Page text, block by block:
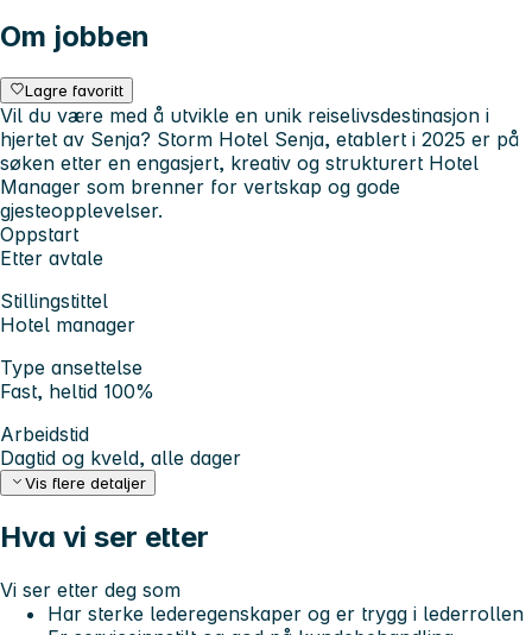
Om jobben
Lagre favoritt
Vil du være med å utvikle en unik reiselivsdestinasjon i
hjertet av Senja? Storm Hotel Senja, etablert i 2025 er på
søken etter en engasjert, kreativ og strukturert Hotel
Manager som brenner for vertskap og gode
gjesteopplevelser.
Oppstart
Etter avtale
Stillingstittel
Hotel manager
Type ansettelse
Fast, heltid 100%
Arbeidstid
Dagtid og kveld, alle dager
Vis flere detaljer
Hva vi ser etter
Vi ser etter deg som
Har sterke lederegenskaper og er trygg i lederrollen